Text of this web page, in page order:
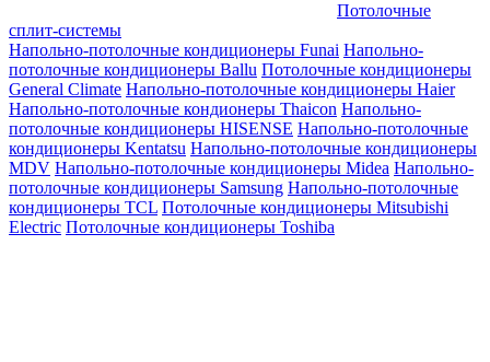
Потолочные
сплит-системы
Напольно-потолочные кондиционеры Funai Напольно-
потолочные кондиционеры Ballu Потолочные кондиционеры
General Climate Напольно-потолочные кондиционеры Haier
Напольно-потолочные кондионеры Thaicon Напольно-
потолочные кондиционеры HISENSE Напольно-потолочные
кондиционеры Kentatsu Напольно-потолочные кондиционеры
MDV Напольно-потолочные кондиционеры Midea Напольно-
потолочные кондиционеры Samsung Напольно-потолочные
кондиционеры TCL Потолочные кондиционеры Mitsubishi
Electric Потолочные кондиционеры Toshiba